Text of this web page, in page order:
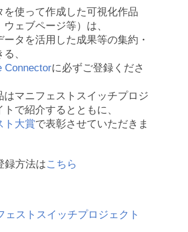
を使って作成した可視化作品
ウェブページ等）は、
ータを活用した成果等の集約・
、
Connectorに必ずご登録くださ
はマニフェストスイッチプロジ
トで紹介するとともに、
ト大賞で表彰させていただきま
方法はこちら